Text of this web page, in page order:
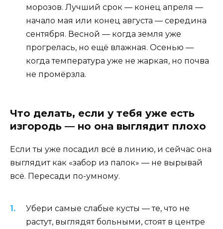
морозов. Лучший срок — конец апреля —
начало мая или конец августа — середина
сентября. Весной — когда земля уже
прогрелась, но ещё влажная. Осенью —
когда температура уже не жаркая, но почва
не промёрзла.
Что делать, если у тебя уже есть
изгородь — но она выглядит плохо
Если ты уже посадил всё в линию, и сейчас она
выглядит как «забор из палок» — не вырывай
всё. Пересади по-умному.
Убери самые слабые кусты — те, что не
растут, выглядят больными, стоят в центре